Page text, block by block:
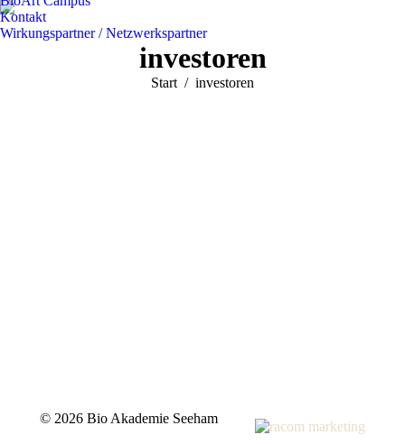
Kontakt
Wirkungspartner / Netzwerkspartner
investoren
Sie befinden sich hier:
Start investoren
© 2026 Bio Akademie Seeham